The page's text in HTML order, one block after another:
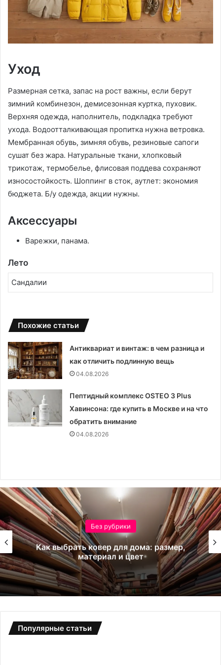
Уход
Размерная сетка, запас на рост важны, если берут
зимний комбинезон, демисезонная куртка, пуховик.
Верхняя одежда, наполнитель, подкладка требуют
ухода. Водоотталкивающая пропитка нужна ветровка.
Мембранная обувь, зимняя обувь, резиновые сапоги
сушат без жара. Натуральные ткани, хлопковый
трикотаж, термобелье, флисовая поддева сохраняют
износостойкость. Шоппинг в сток, аутлет: экономия
бюджета. Б/у одежда, акции нужны.
Аксессуары
Варежки, панама.
Лето
Сандалии
Похожие статьи
Антиквариат и винтаж: в чем разница и
как отличить подлинную вещь
04.08.2026
Пептидный комплекс OSTEO 3 Plus
Хавинсона: где купить в Москве и на что
обратить внимание
04.08.2026
Без рубрики
ковер для дома: размер,
материал и цвет
Популярные статьи